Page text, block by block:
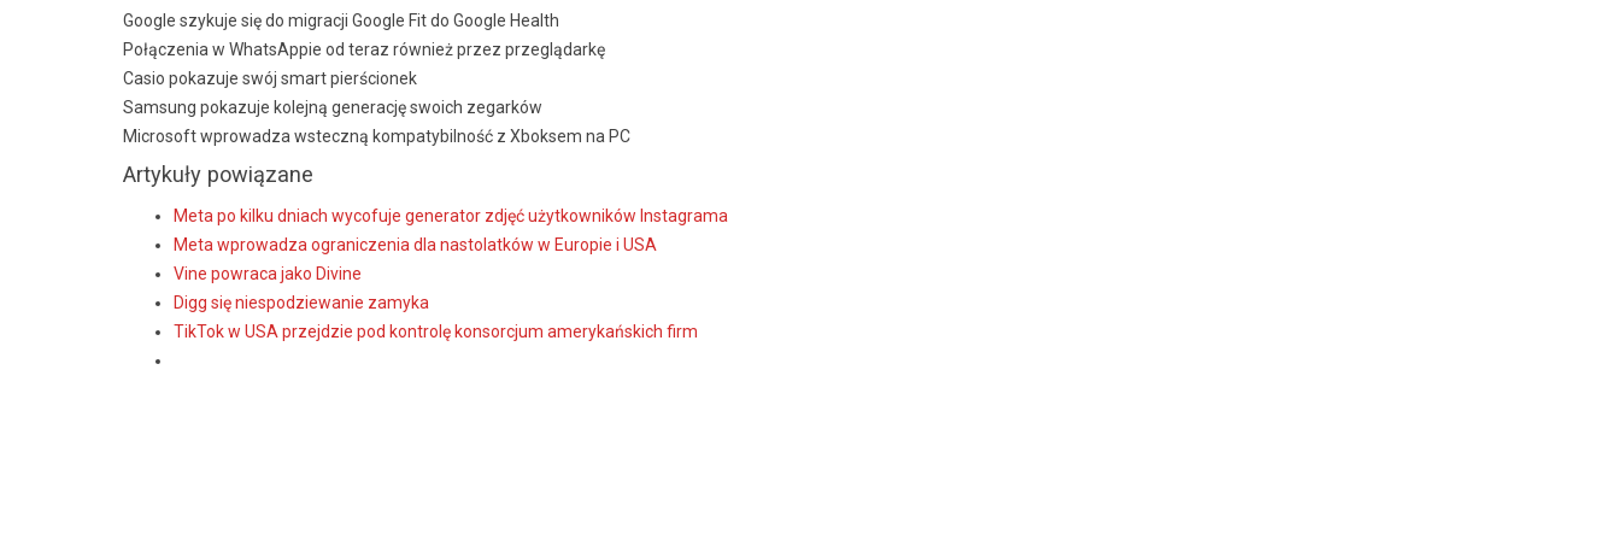
Google szykuje się do migracji Google Fit do Google Health
Połączenia w WhatsAppie od teraz również przez przeglądarkę
Casio pokazuje swój smart pierścionek
Samsung pokazuje kolejną generację swoich zegarków
Microsoft wprowadza wsteczną kompatybilność z Xboksem na PC
Artykuły powiązane
Meta po kilku dniach wycofuje generator zdjęć użytkowników Instagrama
Meta wprowadza ograniczenia dla nastolatków w Europie i USA
Vine powraca jako Divine
Digg się niespodziewanie zamyka
TikTok w USA przejdzie pod kontrolę konsorcjum amerykańskich firm